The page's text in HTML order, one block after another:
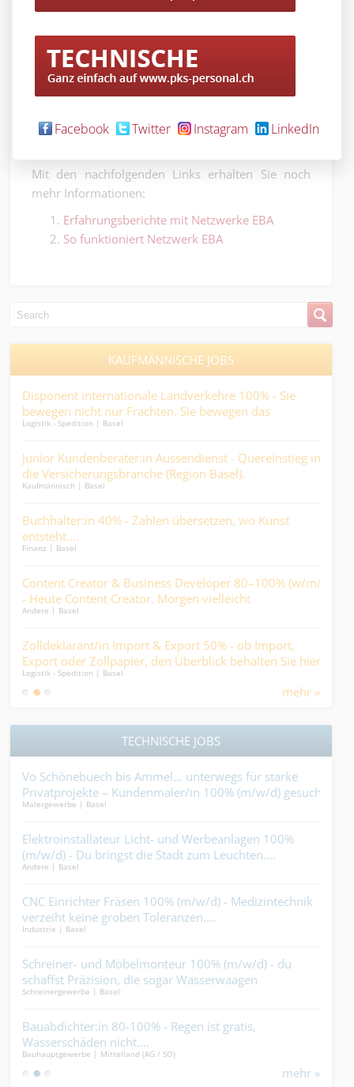
gesellschaftlichen Engagements will die Credit
Suisse dazu beitragen, möglichst vielen
Jugendlichen zu einem regulären Arbeitsverhältnis
zu verhelfen.
Mit den nachfolgenden Links erhalten Sie noch
mehr Informationen:
Erfahrungsberichte mit Netzwerke EBA
So funktioniert Netzwerk EBA
KAUFMÄNNISCHE JOBS
Disponent internationale Landverkehre 100% - Sie
bewegen nicht nur Frachten. Sie bewegen das
Geschäft....
Logistik - Spedition | Basel
Junior Kundenberater:in Aussendienst - Quereinstieg in
die Versicherungsbranche (Region Basel).
Kaufmännisch | Basel
Buchhalter:in 40% - Zahlen übersetzen, wo Kunst
entsteht....
Finanz | Basel
Content Creator & Business Developer 80–100% (w/m/d)
- Heute Content Creator. Morgen vielleicht
Mitinhaber:in....
Andere | Basel
Zolldeklarant/in Import & Export 50% - ob Import,
Export oder Zollpapier, den Überblick behalten Sie hier..
Logistik - Spedition | Basel
mehr »
TECHNISCHE JOBS
Vo Schönebuech bis Ammel… unterwegs für starke
Privatprojekte – Kundenmaler/in 100% (m/w/d) gesucht.
Malergewerbe | Basel
Elektroinstallateur Licht- und Werbeanlagen 100%
(m/w/d) - Du bringst die Stadt zum Leuchten....
Andere | Basel
CNC Einrichter Fräsen 100% (m/w/d) - Medizintechnik
verzeiht keine groben Toleranzen....
Industrie | Basel
Schreiner- und Möbelmonteur 100% (m/w/d) - du
schaffst Präzision, die sogar Wasserwaagen
einschüchtert....
Schreinergewerbe | Basel
Bauabdichter:in 80-100% - Regen ist gratis,
Wasserschäden nicht....
Bauhauptgewerbe | Mittelland (AG / SO)
mehr »
Facebook Twitter Instagram LinkedIn